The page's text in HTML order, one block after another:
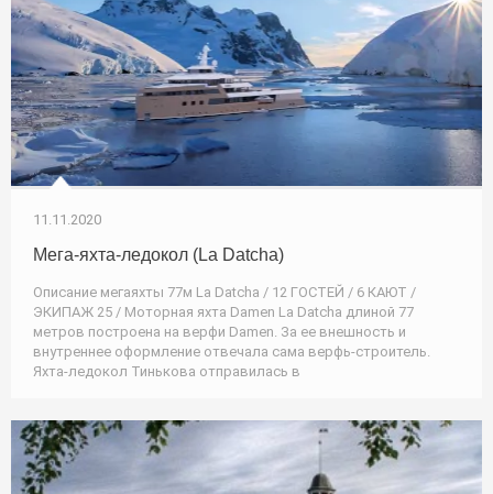
11.11.2020
Мега-яхта-ледокол (La Datcha)
Описание мегаяхты 77м La Datcha / 12 ГОСТЕЙ / 6 КАЮТ /
ЭКИПАЖ 25 / Моторная яхта Damen La Datcha длиной 77
метров построена на верфи Damen. За ее внешность и
внутреннее оформление отвечала сама верфь-строитель.
Яхта-ледокол Тинькова отправилась в